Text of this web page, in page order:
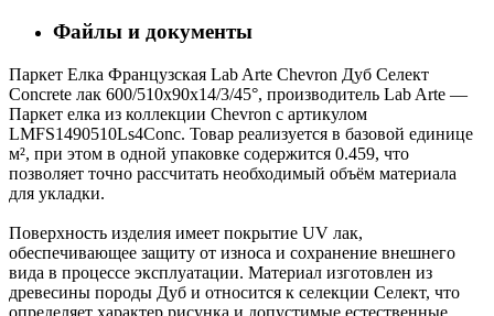
Файлы и документы
Паркет Елка Французская Lab Arte Chevron Дуб Селект
Concrete лак 600/510х90х14/3/45°, производитель Lab Arte —
Паркет елка из коллекции Chevron с артикулом
LMFS1490510Ls4Conc. Товар реализуется в базовой единице
м², при этом в одной упаковке содержится 0.459, что
позволяет точно рассчитать необходимый объём материала
для укладки.
Поверхность изделия имеет покрытие UV лак,
обеспечивающее защиту от износа и сохранение внешнего
вида в процессе эксплуатации. Материал изготовлен из
древесины породы Дуб и относится к селекции Селект, что
определяет характер рисунка и допустимые естественные